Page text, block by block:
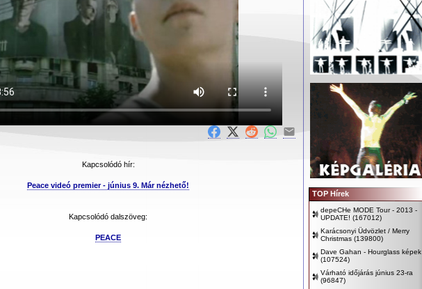
Kapcsolódó hír:
Peace videó premier - június 9. Már nézhető!
Kapcsolódó dalszöveg:
PEACE
TOP Hírek
depeCHe MODE Tour - 2013 -
UPDATE! (167012)
Karácsonyi Üdvözlet / Merry
Christmas (139800)
Dave Gahan - Hourglass képek
(107524)
Várható időjárás június 23-ra
(96847)